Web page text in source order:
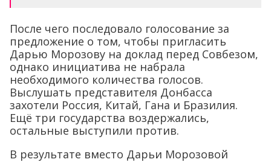
После чего последовало голосование за
предложение о том, чтобы пригласить
Дарью Морозову на доклад перед Совбезом,
однако инициатива не набрала
необходимого количества голосов.
Выслушать представителя Донбасса
захотели Россия, Китай, Гана и Бразилия.
Ещё три государства воздержались,
остальные выступили против.
В результате вместо Дарьи Морозовой